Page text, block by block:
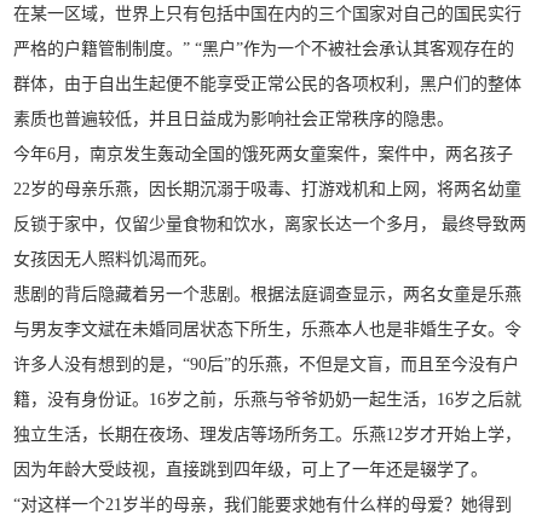
在某一区域，世界上只有包括中国在内的三个国家对自己的国民实行
严格的户籍管制制度。” “黑户”作为一个不被社会承认其客观存在的
群体，由于自出生起便不能享受正常公民的各项权利，黑户们的整体
素质也普遍较低，并且日益成为影响社会正常秩序的隐患。
今年6月，南京发生轰动全国的饿死两女童案件，案件中，两名孩子
22岁的母亲乐燕，因长期沉溺于吸毒、打游戏机和上网，将两名幼童
反锁于家中，仅留少量食物和饮水，离家长达一个多月， 最终导致两
女孩因无人照料饥渴而死。
悲剧的背后隐藏着另一个悲剧。根据法庭调查显示，两名女童是乐燕
与男友李文斌在未婚同居状态下所生，乐燕本人也是非婚生子女。令
许多人没有想到的是，“90后”的乐燕，不但是文盲，而且至今没有户
籍，没有身份证。16岁之前，乐燕与爷爷奶奶一起生活，16岁之后就
独立生活，长期在夜场、理发店等场所务工。乐燕12岁才开始上学，
因为年龄大受歧视，直接跳到四年级，可上了一年还是辍学了。
“对这样一个21岁半的母亲，我们能要求她有什么样的母爱？她得到